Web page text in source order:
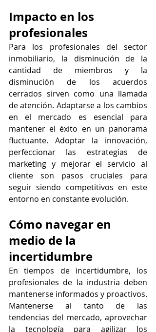
Impacto en los
profesionales
Para los profesionales del sector
inmobiliario, la disminución de la
cantidad de miembros y la
disminución de los acuerdos
cerrados sirven como una llamada
de atención. Adaptarse a los cambios
en el mercado es esencial para
mantener el éxito en un panorama
fluctuante. Adoptar la innovación,
perfeccionar las estrategias de
marketing y mejorar el servicio al
cliente son pasos cruciales para
seguir siendo competitivos en este
entorno en constante evolución.
Cómo navegar en
medio de la
incertidumbre
En tiempos de incertidumbre, los
profesionales de la industria deben
mantenerse informados y proactivos.
Mantenerse al tanto de las
tendencias del mercado, aprovechar
la tecnología para agilizar los